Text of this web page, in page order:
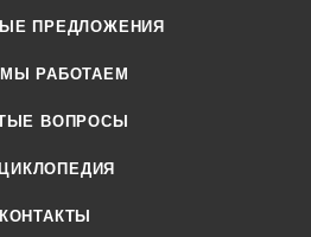
ПРЕДЛОЖЕНИЯ
МЫ РАБОТАЕМ
ВОПРОСЫ
КОНТАКТЫ